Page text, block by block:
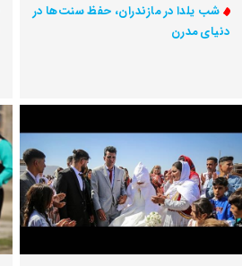
شب یلدا در مازندران، حفظ سنت‌ها در
دنیای مدرن